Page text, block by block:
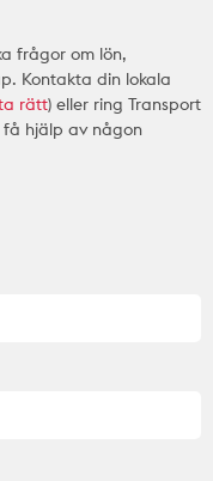
frågor om lön,
Kontakta din lokala
rätt) eller ring Transport
hjälp av någon